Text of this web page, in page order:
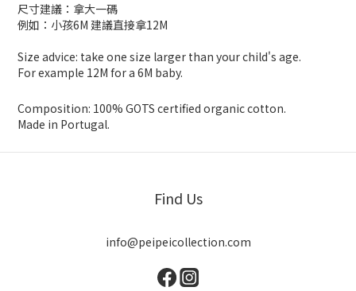
尺寸建議：拿大一碼
例如：小孩6M 建議直接拿12M
Size advice: take one size larger than your child's age.
For example 12M for a 6M baby.
Composition: 100% GOTS certified organic cotton.
Made in Portugal.
Find Us
info@peipeicollection.com